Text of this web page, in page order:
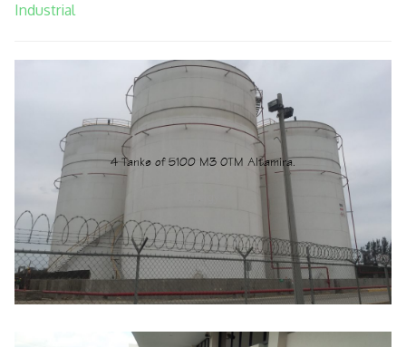
Industrial
4 Tanks of 5100 M3 OTM Altamira.